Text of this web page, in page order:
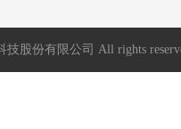
技股份有限公司 All rights